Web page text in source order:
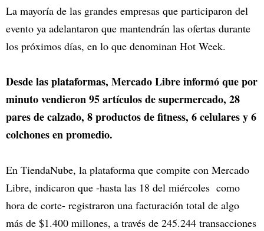
La mayoría de las grandes empresas que participaron del
evento ya adelantaron que mantendrán las ofertas durante
los próximos días, en lo que denominan Hot Week.
Desde las plataformas, Mercado Libre informó que por
minuto vendieron 95 artículos de supermercado, 28
pares de calzado, 8 productos de fitness, 6 celulares y 6
colchones en promedio.
En TiendaNube, la plataforma que compite con Mercado
Libre, indicaron que -hasta las 18 del miércoles como
hora de corte- registraron una facturación total de algo
más de $1.400 millones, a través de 245.244 transacciones